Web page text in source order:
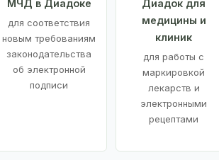
МЧД в Диадоке
для соответствия
новым требованиям
законодательства
об электронной
подписи
Диадок для
медицины и
клиник
для работы с
маркировкой
лекарств и
электронными
рецептами